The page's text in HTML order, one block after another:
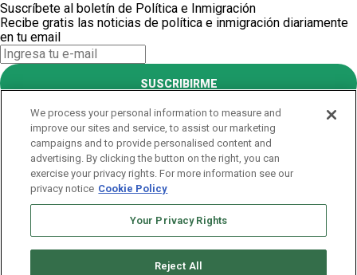
Suscríbete al boletín de Política e Inmigración
Recibe gratis las noticias de política e inmigración diariamente
en tu email
SUSCRIBIRME
Este sitio está protegido por reCAPTCHA y Google
Política de
privacidady Se aplican lasCondiciones de servicio
¡Muchas gracias!
Suscríbete al boletín de Política e Inmigración
Recibe gratis las noticias de política e inmigración diariamente
SUSCRIBIRME
We process your personal information to measure and
improve our sites and service, to assist our marketing
campaigns and to provide personalised content and
advertising. By clicking the button on the right, you can
exercise your privacy rights. For more information see our
privacy notice Cookie Policy
Your Privacy Rights
Reject All